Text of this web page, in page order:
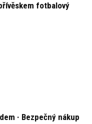
fotbalový
· Bezpečný nákup